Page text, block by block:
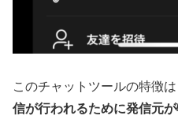
このチャットツールの特徴は
信が行われるために発信元